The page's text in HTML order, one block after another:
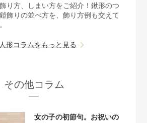
り方、しまい方をご紹介！鍬形のつ
飾りの並べ方を、飾り方例も交えて
形コラムをもっと見る
その他コラム
女の子の初節句。お祝いの